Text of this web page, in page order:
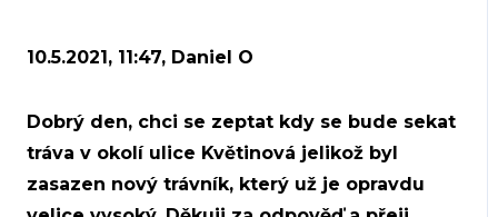
10.5.2021, 11:47, Daniel O
Dobrý den, chci se zeptat kdy se bude sekat
tráva v okolí ulice Květinová jelikož byl
zasazen nový trávník, který už je opravdu